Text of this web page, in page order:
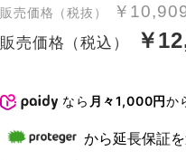
販売価格（税抜） ￥
販売価格（税込） ￥
なら 月々1,000円か